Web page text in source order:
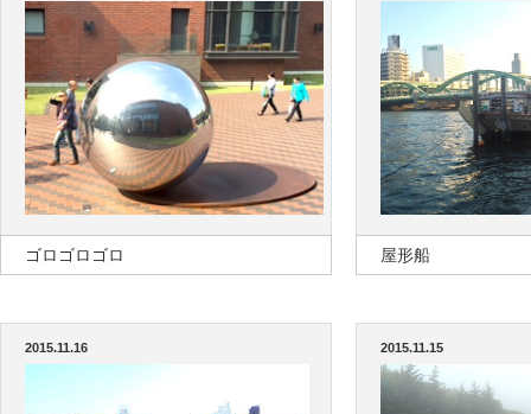
ゴロゴロゴロ 屋形船
2015.11.16 2015.11.15